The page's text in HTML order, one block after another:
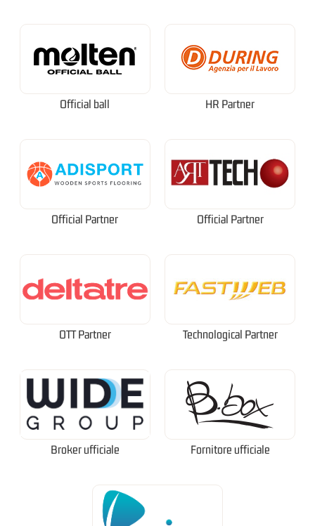
Official ball HR Partner
Official Partner Official Partner
OTT Partner Technological Partner
Broker ufficiale Fornitore ufficiale